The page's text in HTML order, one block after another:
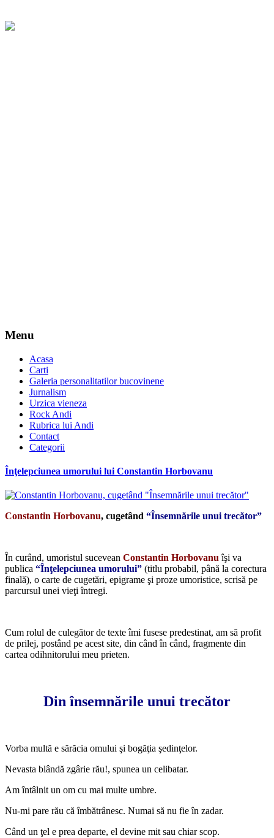
Menu
Acasa
Carti
Galeria personalitatilor bucovinene
Jurnalism
Urzica vieneza
Rock Andi
Rubrica lui Andi
Contact
Categorii
Înţelepciunea umorului lui Constantin Horbovanu
Constantin Horbovanu, cugetând “Însemnările unui trecător”
În curând, umoristul sucevean Constantin Horbovanu îşi va
publica “Înţelepciunea umorului” (titlu probabil, până la corectura
finală), o carte de cugetări, epigrame şi proze umoristice, scrisă pe
parcursul unei vieţi întregi.
Cum rolul de culegător de texte îmi fusese predestinat, am să profit
de prilej, postând pe acest site, din când în când, fragmente din
cartea odihnitorului meu prieten.
Din însemnările unui trecător
Vorba multă e sărăcia omului şi bogăţia şedinţelor.
Nevasta blândă zgârie rău!, spunea un celibatar.
Am întâlnit un om cu mai multe umbre.
Nu-mi pare rău că îmbătrânesc. Numai să nu fie în zadar.
Când un ţel e prea departe, el devine mit sau chiar scop.